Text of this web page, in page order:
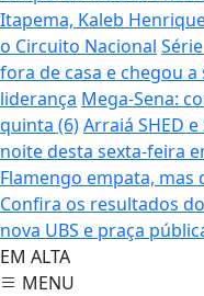
Itapema, Kaleb
o Circuito Nacional
fora de casa e chegou
liderança Mega-Sena:
quinta (6)Arraiá SHED
noite desta sexta-feira
Flamengo empata,
Confira os resultados
nova UBS e praça
EM ALTA
MENU